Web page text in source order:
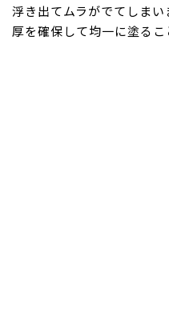
浮き出てムラがでてしま
厚を確保して均一に塗るこ